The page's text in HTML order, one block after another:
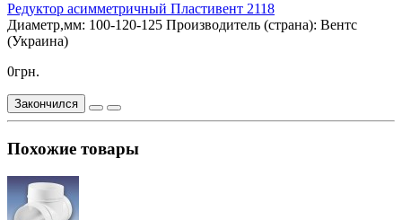
Редуктор асимметричный Пластивент 2118
Диаметр,мм: 100-120-125 Производитель (страна): Вентс
(Украина)
0грн.
Закончился
Похожие товары